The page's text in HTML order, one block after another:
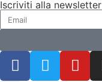
Iscriviti alla newsletter